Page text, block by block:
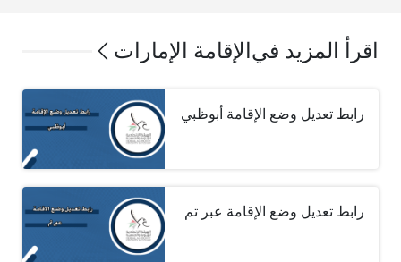
اقرأ المزيد في الإقامة الإمارات
رابط تعديل وضع الإقامة أبوظبي
رابط تعديل وضع الإقامة عبر تم